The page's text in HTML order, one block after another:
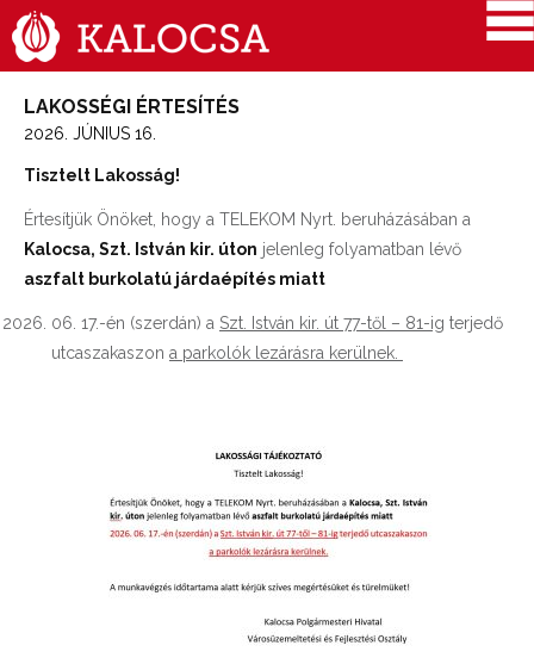
LAKOSSÉGI ÉRTESÍTÉS
2026. JÚNIUS 16.
Tisztelt Lakosság!
Értesítjük Önöket, hogy a TELEKOM Nyrt. beruházásában a
Kalocsa, Szt. István kir. úton jelenleg folyamatban lévő
aszfalt burkolatú járdaépítés miatt
06. 17.-én (szerdán) a Szt. István kir. út 77-től – 81-ig terjedő
utcaszakaszon a parkolók lezárásra kerülnek.